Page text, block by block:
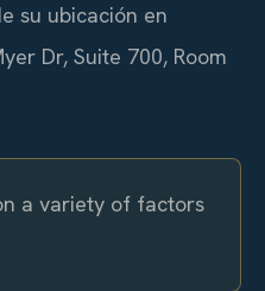
su ubicación en
Dr, Suite 700, Room
a variety of factors